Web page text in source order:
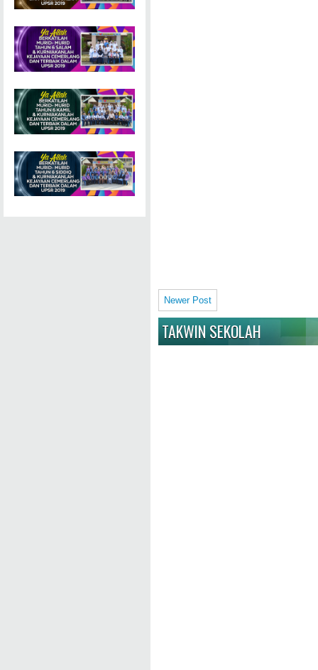
Newer Post
TAKWIN SEKOLAH